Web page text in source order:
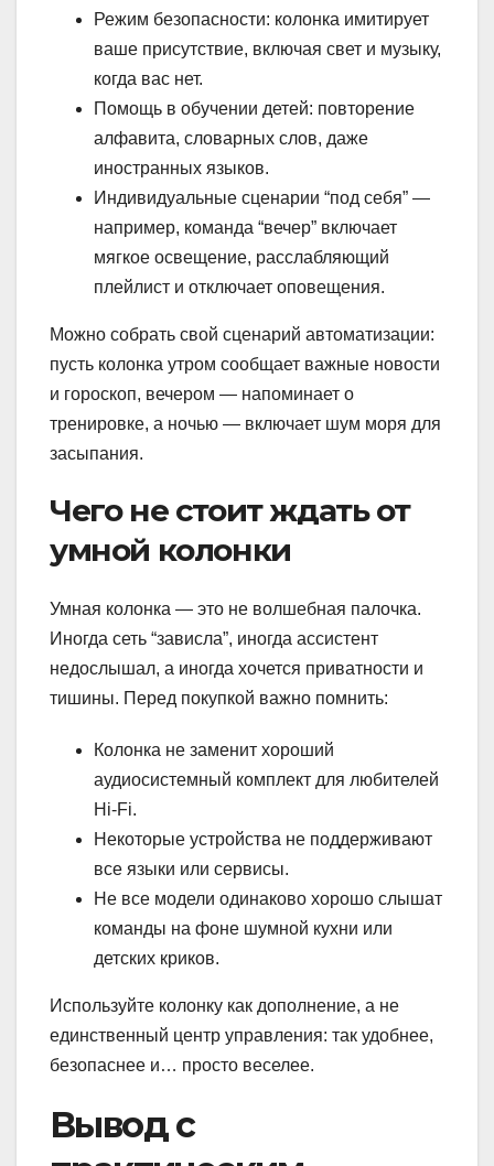
Режим безопасности: колонка имитирует
ваше присутствие, включая свет и музыку,
когда вас нет.
Помощь в обучении детей: повторение
алфавита, словарных слов, даже
иностранных языков.
Индивидуальные сценарии “под себя” —
например, команда “вечер” включает
мягкое освещение, расслабляющий
плейлист и отключает оповещения.
Можно собрать свой сценарий автоматизации:
пусть колонка утром сообщает важные новости
и гороскоп, вечером — напоминает о
тренировке, а ночью — включает шум моря для
засыпания.
Чего не стоит ждать от
умной колонки
Умная колонка — это не волшебная палочка.
Иногда сеть “зависла”, иногда ассистент
недослышал, а иногда хочется приватности и
тишины. Перед покупкой важно помнить:
Колонка не заменит хороший
аудиосистемный комплект для любителей
Hi-Fi.
Некоторые устройства не поддерживают
все языки или сервисы.
Не все модели одинаково хорошо слышат
команды на фоне шумной кухни или
детских криков.
Используйте колонку как дополнение, а не
единственный центр управления: так удобнее,
безопаснее и… просто веселее.
Вывод с